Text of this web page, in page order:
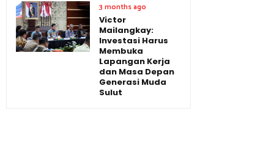
3 months ago
Victor
Mailangkay:
Investasi Harus
Membuka
Lapangan Kerja
dan Masa Depan
Generasi Muda
Sulut